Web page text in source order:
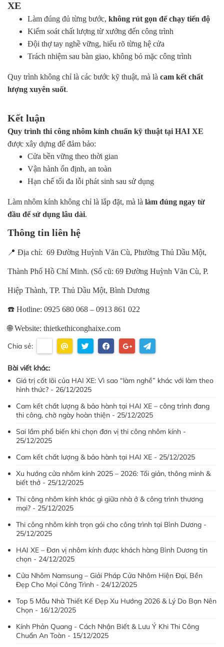
XE
Làm đúng đủ từng bước, không rút gọn để chạy tiến độ
Kiểm soát chất lượng từ xưởng đến công trình
Đội thợ tay nghề vững, hiểu rõ từng hệ cửa
Trách nhiệm sau bàn giao, không bỏ mặc công trình
Quy trình không chỉ là các bước kỹ thuật, mà là cam kết chất
lượng xuyên suốt.
Kết luận
Quy trình thi công nhôm kính chuẩn kỹ thuật tại HAI XE
được xây dựng để đảm bảo:
Cửa bền vững theo thời gian
Vận hành ổn định, an toàn
Hạn chế tối đa lỗi phát sinh sau sử dụng
Làm nhôm kính không chỉ là lắp đặt, mà là làm đúng ngay từ
đầu để sử dụng lâu dài.
Thông tin liên hệ
📍 Địa chỉ: 69 Đường Huỳnh Văn Cù, Phường Thủ Dầu Một,
Thành Phố Hồ Chí Minh. (Số cũ: 69 Đường Huỳnh Văn Cù, P.
Hiệp Thành, TP. Thủ Dầu Một, Bình Dương
☎️ Hotline: 0925 680 068 – 0913 861 022
🌐 Website: thietkethiconghaixe.com
Chia sẻ:
Bài viết khác:
Giá trị cốt lõi của HAI XE: Vì sao “làm nghề” khác với làm theo
hình thức? - 26/12/2025
Cam kết chất lượng & bảo hành tại HAI XE – công trình đang
thi công, chờ ngày hoàn thiện - 25/12/2025
Sai lầm phổ biến khi chọn đơn vị thi công nhôm kính -
25/12/2025
Cam kết chất lượng & bảo hành tại HAI XE - 25/12/2025
Xu hướng cửa nhôm kính 2025 – 2026: Tối giản, thông minh &
biết thở - 25/12/2025
Thi công nhôm kính khác gì giữa nhà ở & công trình thương
mại? - 25/12/2025
Thi công nhôm kính trọn gói cho công trình tại Bình Dương -
25/12/2025
HAI XE – Đơn vị nhôm kính được khách hàng Bình Dương tin
chọn - 24/12/2025
Cửa Nhôm Namsung – Giải Pháp Cửa Nhôm Hiện Đại, Bền
Đẹp Cho Mọi Công Trình - 24/12/2025
Top 5 Mẫu Nhà Thiết Kế Đẹp Xu Hướng 2026 & Lý Do Bạn Nên
Chọn - 16/12/2025
Kính Phản Quang - Cách Nhận Biết & Lưu Ý Khi Thi Công
Chuẩn An Toàn - 15/12/2025